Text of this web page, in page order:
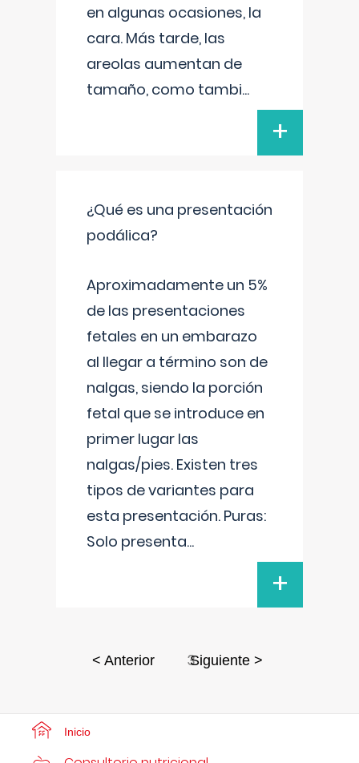
en algunas ocasiones, la
cara. Más tarde, las
areolas aumentan de
tamaño, como tambi...
+
¿Qué es una presentación
podálica?
Aproximadamente un 5%
de las presentaciones
fetales en un embarazo
al llegar a término son de
nalgas, siendo la porción
fetal que se introduce en
primer lugar las
nalgas/pies. Existen tres
tipos de variantes para
esta presentación. Puras:
Solo presenta...
+
< Anterior 3Siguiente >
Inicio